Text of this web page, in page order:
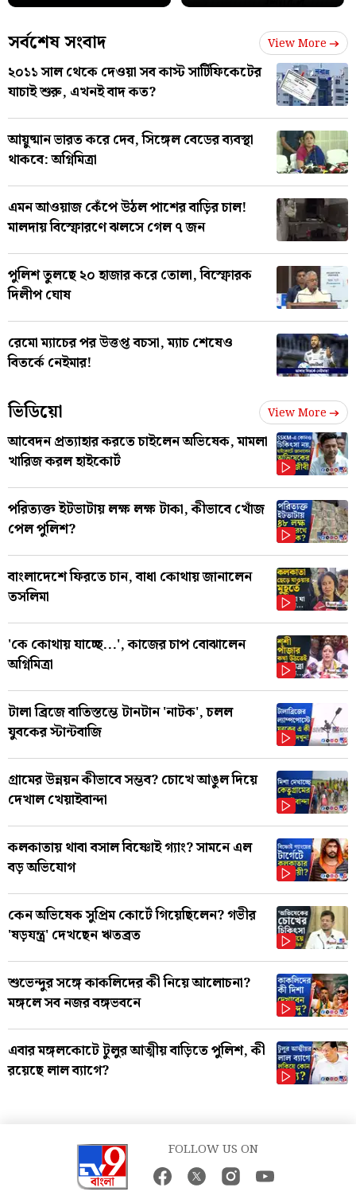
সর্বশেষ সংবাদ View More
২০১১ সাল থেকে দেওয়া সব কাস্ট সার্টিফিকেটের
যাচাই শুরু, এখনই বাদ কত?
আয়ুষ্মান ভারত করে দেব, সিঙ্গেল বেডের ব্যবস্থা
থাকবে: অগ্নিমিত্রা
এমন আওয়াজ কেঁপে উঠল পাশের বাড়ির চাল!
মালদায় বিস্ফোরণে ঝলসে গেল ৭ জন
পুলিশ তুলছে ২০ হাজার করে তোলা, বিস্ফোরক
দিলীপ ঘোষ
রেমো ম্যাচের পর উত্তপ্ত বচসা, ম্যাচ শেষেও
বিতর্কে নেইমার!
ভিডিয়ো View More
আবেদন প্রত্যাহার করতে চাইলেন অভিষেক, মামলা
খারিজ করল হাইকোর্ট
পরিত্যক্ত ইটভাটায় লক্ষ লক্ষ টাকা, কীভাবে খোঁজ
পেল পুলিশ?
বাংলাদেশে ফিরতে চান, বাধা কোথায় জানালেন
তসলিমা
'কে কোথায় যাচ্ছে...', কাজের চাপ বোঝালেন
অগ্নিমিত্রা
টালা ব্রিজে বাতিস্তম্ভে টানটান 'নাটক', চলল
যুবকের স্টান্টবাজি
গ্রামের উন্নয়ন কীভাবে সম্ভব? চোখে আঙুল দিয়ে
দেখাল খেয়াইবান্দা
কলকাতায় থাবা বসাল বিষ্ণোই গ্যাং? সামনে এল
বড় অভিযোগ
কেন অভিষেক সুপ্রিম কোর্টে গিয়েছিলেন? গভীর
'ষড়যন্ত্র' দেখছেন ঋতব্রত
শুভেন্দুর সঙ্গে কাকলিদের কী নিয়ে আলোচনা?
মঙ্গলে সব নজর বঙ্গভবনে
এবার মঙ্গলকোটে টুলুর আত্মীয় বাড়িতে পুলিশ, কী
রয়েছে লাল ব্যাগে?
FOLLOW US ON